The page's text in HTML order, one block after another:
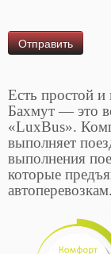
Есть простой
Бахмут — это
«LuxBus».
выполняет
выполнения
которые
автоперевозкам.